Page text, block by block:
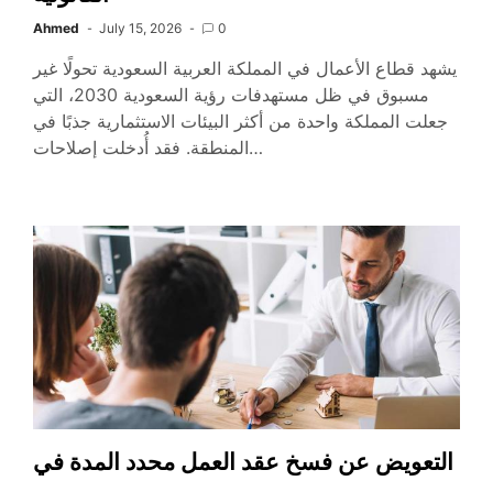
Ahmed July 15, 2026 0
يشهد قطاع الأعمال في المملكة العربية السعودية تحولًا غير
مسبوق في ظل مستهدفات رؤية السعودية 2030، التي
جعلت المملكة واحدة من أكثر البيئات الاستثمارية جذبًا في
المنطقة. فقد أُدخلت إصلاحات…
التعويض عن فسخ عقد العمل محدد المدة في